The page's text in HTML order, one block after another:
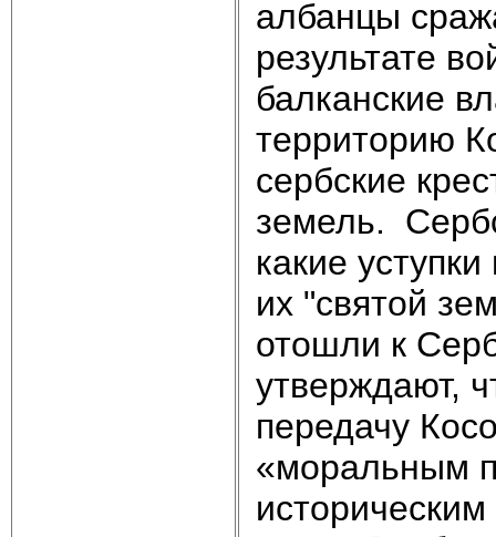
албанцы
результате
балканские
территорию
сербские
земель.
какие
их "святой
отошли к
утверждают,
передачу
«моральным